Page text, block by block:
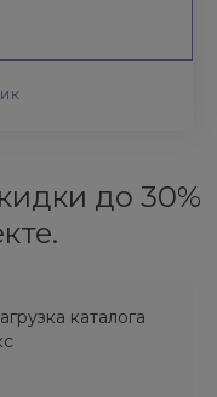
до 30%
каталога